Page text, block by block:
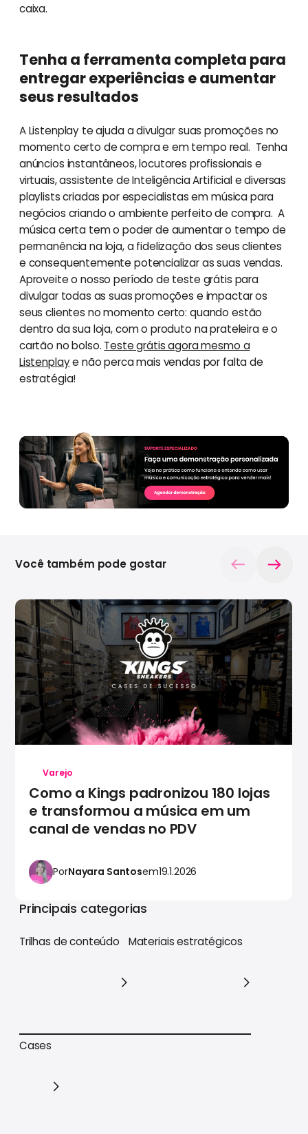
caixa.
Tenha a ferramenta completa para
entregar experiências e aumentar
seus resultados
A Listenplay te ajuda a divulgar suas promoções no
momento certo de compra e em tempo real. Tenha
anúncios instantâneos, locutores profissionais e
virtuais, assistente de Inteligência Artificial e diversas
playlists criadas por especialistas em música para
negócios criando o ambiente perfeito de compra. A
música certa tem o poder de aumentar o tempo de
permanência na loja, a fidelização dos seus clientes
e consequentemente potencializar as suas vendas.
Aproveite o nosso período de teste grátis para
divulgar todas as suas promoções e impactar os
seus clientes no momento certo: quando estão
dentro da sua loja, com o produto na prateleira e o
cartão no bolso. Teste grátis agora mesmo a
Listenplaye não perca mais vendas por falta de
estratégia!
Varejo
Como a Kings padronizou 180 lojas
e transformou a música em um
canal de vendas no PDV
PorNayara Santosem19.1.2026
Você também pode gostar
Principais categorias
Trilhas de conteúdo
Trilhas de conteúdo
Materiais estratégicos
Cases